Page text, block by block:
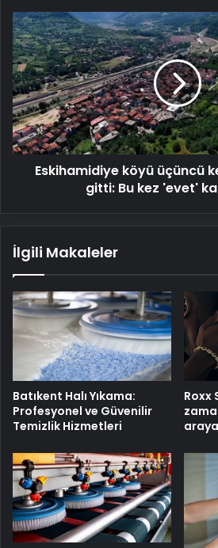
Eskihamidiye
köyü
üçüncü
kez
referanduma
gitti:
Bu
kez
'evet'
kararıEskihamidiye köyü üçüncü
gitti: Bu kez 'evet'
İlgili Makaleler
Batıkent Halı Yıkama:
Profesyonel ve Güvenilir
Temizlik Hizmetleri
Roxx